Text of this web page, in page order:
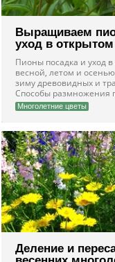
Выращиваем
уход в открытом
Пионы посадка и уход в
весной, летом и
зиму древовидных и
Способы размножения
Многолетние цветы
Деление и